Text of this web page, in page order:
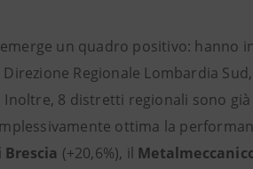
un quadro positivo: hanno
Regionale Lombardia
Inoltre, 8 distretti regionali sono
ottima la
(+20,6%), il